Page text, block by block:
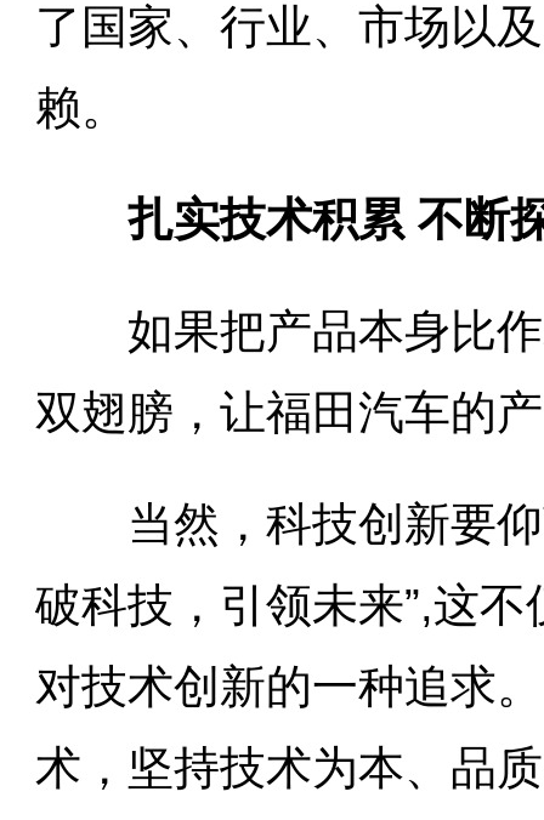
了国家、行业、市场以
赖。
扎实技术积累 不断
如果把产品本身比作
双翅膀，让福田汽车的
当然，科技创新要仰
破科技，引领未来”,这
对技术创新的一种追求
术，坚持技术为本、品